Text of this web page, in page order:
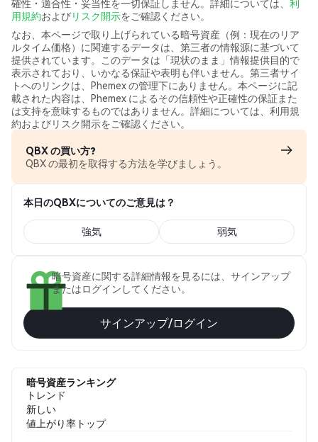
確性・適合性・妥当性を一切保証しません。詳細については、 利
用規約およびリスク開示をご確認ください。
なお、本ページで取り上げられている暗号資産（例：現在のリア
ルタイム価格）に関連するデータは、第三者の情報源に基づいて
提供されています。このデータは「現状のまま」情報提供目的で
表示されており、いかなる保証や表明も伴いません。第三者サイ
トへのリンクは、Phemex の管理下にありません。本ページに記
載された内容は、Phemex によるその信頼性や正確性の保証また
は支持を意味するものではありません。詳細については、利用規
約およびリスク開示をご確認ください。
QBX の買い方?
QBX の最初を取得する方法を学びましょう。
本日のQBXについてのご意見は？
強気 弱気
暗号資産に関する詳細情報を見るには、サインアップ
またはログインしてください。
サインアップ/ログイン
暗号資産ランキング
トレンド
新しい
値上がり率トップ